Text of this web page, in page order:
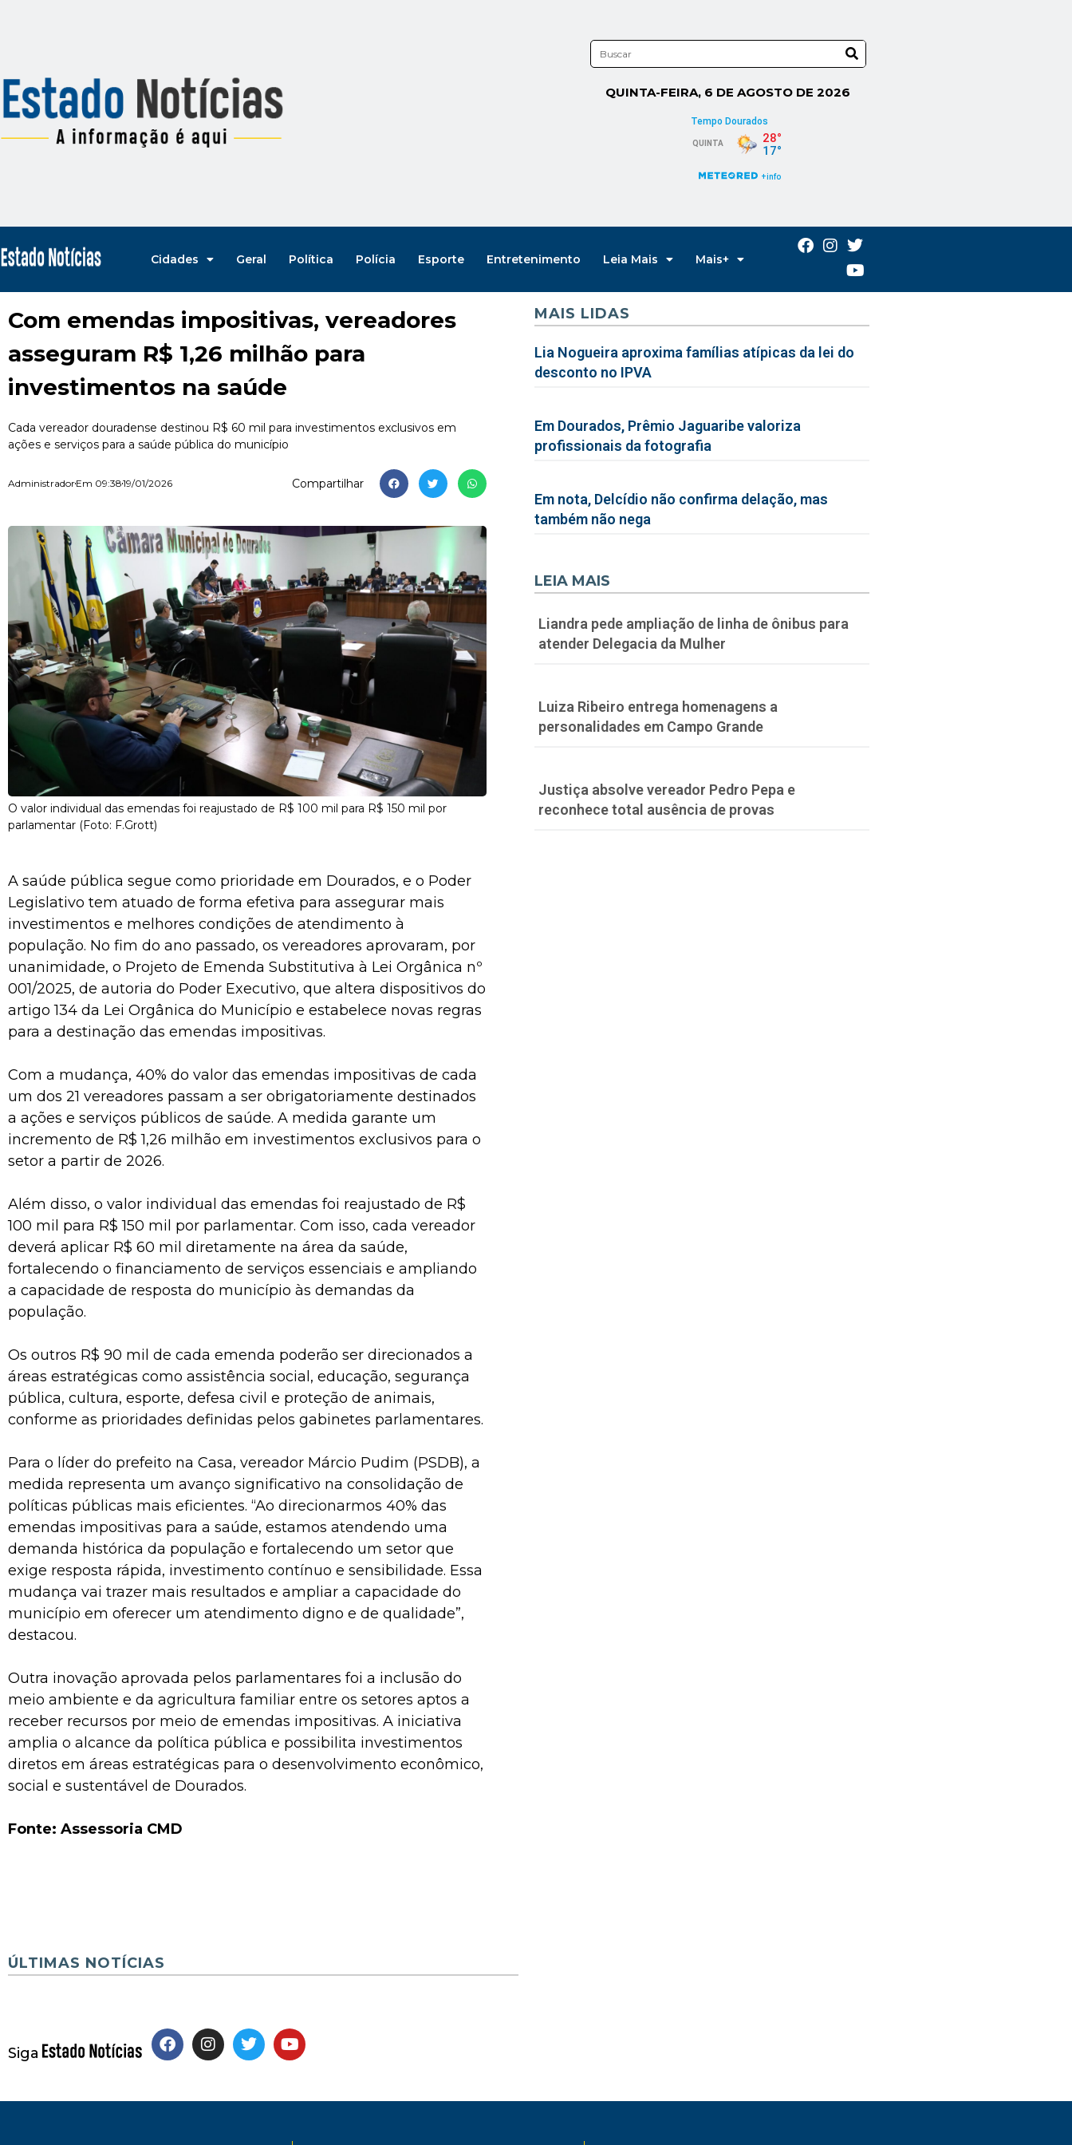
QUINTA-FEIRA, 6 DE AGOSTO DE 2026
Cidades Geral Política Polícia Esporte Entretenimento Leia Mais Mais+
Com emendas impositivas, vereadores
asseguram R$ 1,26 milhão para
investimentos na saúde
Cada vereador douradense destinou R$ 60 mil para investimentos exclusivos em
ações e serviços para a saúde pública do município
AdministradorEm 09:3819/01/2026 Compartilhar
O valor individual das emendas foi reajustado de R$ 100 mil para R$ 150 mil por
parlamentar (Foto: F.Grott)
A saúde pública segue como prioridade em Dourados, e o Poder
Legislativo tem atuado de forma efetiva para assegurar mais
investimentos e melhores condições de atendimento à
população. No fim do ano passado, os vereadores aprovaram, por
unanimidade, o Projeto de Emenda Substitutiva à Lei Orgânica nº
001/2025, de autoria do Poder Executivo, que altera dispositivos do
artigo 134 da Lei Orgânica do Município e estabelece novas regras
para a destinação das emendas impositivas.
Com a mudança, 40% do valor das emendas impositivas de cada
um dos 21 vereadores passam a ser obrigatoriamente destinados
a ações e serviços públicos de saúde. A medida garante um
incremento de R$ 1,26 milhão em investimentos exclusivos para o
setor a partir de 2026.
Além disso, o valor individual das emendas foi reajustado de R$
100 mil para R$ 150 mil por parlamentar. Com isso, cada vereador
deverá aplicar R$ 60 mil diretamente na área da saúde,
fortalecendo o financiamento de serviços essenciais e ampliando
a capacidade de resposta do município às demandas da
população.
Os outros R$ 90 mil de cada emenda poderão ser direcionados a
áreas estratégicas como assistência social, educação, segurança
pública, cultura, esporte, defesa civil e proteção de animais,
conforme as prioridades definidas pelos gabinetes parlamentares.
Para o líder do prefeito na Casa, vereador Márcio Pudim (PSDB), a
medida representa um avanço significativo na consolidação de
políticas públicas mais eficientes. “Ao direcionarmos 40% das
emendas impositivas para a saúde, estamos atendendo uma
demanda histórica da população e fortalecendo um setor que
exige resposta rápida, investimento contínuo e sensibilidade. Essa
mudança vai trazer mais resultados e ampliar a capacidade do
município em oferecer um atendimento digno e de qualidade”,
destacou.
Outra inovação aprovada pelos parlamentares foi a inclusão do
meio ambiente e da agricultura familiar entre os setores aptos a
receber recursos por meio de emendas impositivas. A iniciativa
amplia o alcance da política pública e possibilita investimentos
diretos em áreas estratégicas para o desenvolvimento econômico,
social e sustentável de Dourados.
Fonte: Assessoria CMD
MAIS LIDAS
Lia Nogueira aproxima famílias atípicas da lei do
desconto no IPVA
Em Dourados, Prêmio Jaguaribe valoriza
profissionais da fotografia
Em nota, Delcídio não confirma delação, mas
também não nega
LEIA MAIS
Liandra pede ampliação de linha de ônibus para
atender Delegacia da Mulher
Luiza Ribeiro entrega homenagens a
personalidades em Campo Grande
Justiça absolve vereador Pedro Pepa e
reconhece total ausência de provas
ÚLTIMAS NOTÍCIAS
Siga